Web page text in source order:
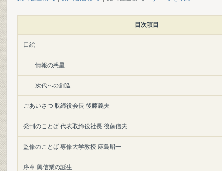
目次項目
口絵
情報の惑星
次代への創造
ごあいさつ 取締役会長 後藤義夫
発刊のことば 代表取締役社長 後藤信夫
監修のことば 専修大学教授 麻島昭一
序章 興信業の誕生